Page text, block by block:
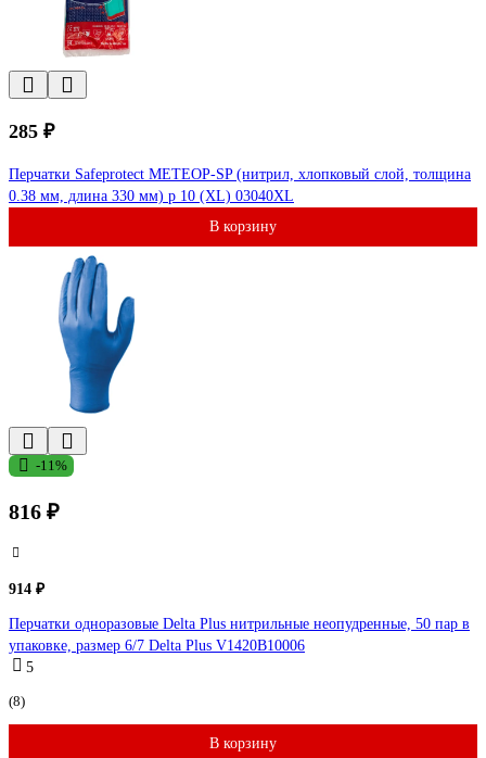
285 ₽
Перчатки Safeprotect МЕТЕОР-SP (нитрил, хлопковый слой, толщина
0.38 мм, длина 330 мм) р 10 (XL) 03040XL
В корзину
-11%
816 ₽
914 ₽
Перчатки одноразовые Delta Plus нитрильные неопудренные, 50 пар в
упаковке, размер 6/7 Delta Plus V1420B10006
5
(8)
В корзину